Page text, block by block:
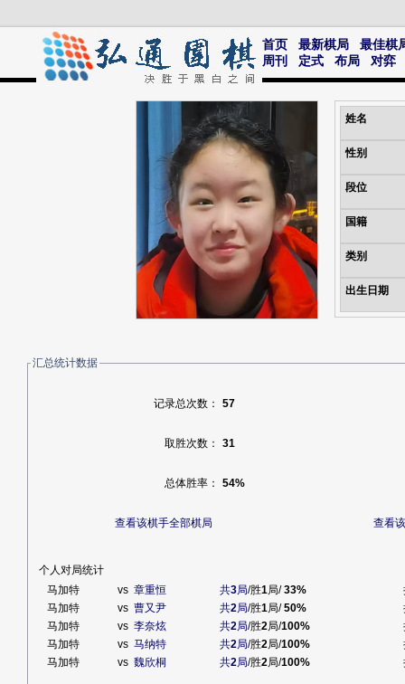
首页 最新棋局
最佳棋
周刊
定式 布局 对弈
姓名
性别
段位
国籍
类别
出生日期
汇总统计数据
记录总次数： 57
取胜次数： 31
总体胜率： 54%
查看该棋手全部棋局 查看
个人对局统计
马加特
vs 章重恒 共3局/胜1局/33%
马加特
vs 曹又尹 共2局/胜1局/50%
马加特
vs 李奈炫 共2局/胜2局/100%
马加特
vs 马纳特 共2局/胜2局/100%
马加特
vs 魏欣桐 共2局/胜2局/100%